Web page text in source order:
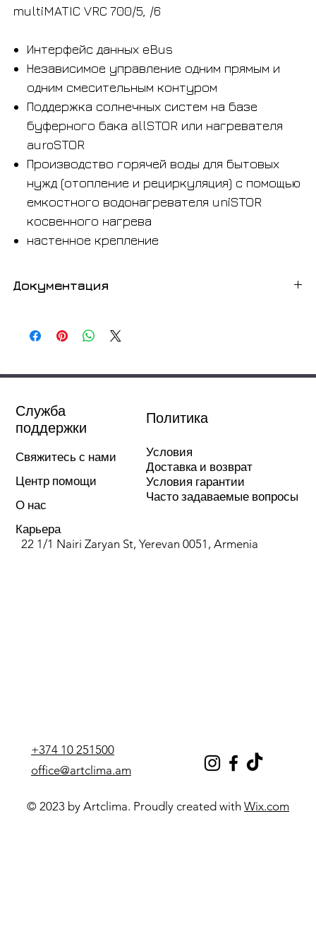
multiMATIC VRC 700/5, /6
Интерфейс данных eBus
Независимое управление одним прямым и
одним смесительным контуром
Поддержка солнечных систем на базе
буферного бака allSTOR или нагревателя
auroSTOR
Производство горячей воды для бытовых
нужд (отопление и рециркуляция) с помощью
емкостного водонагревателя uniSTOR
косвенного нагрева
настенное крепление
Документация
Служба
поддержки
Политика
Свяжитесь с нами
Центр помощи
О нас
Карьера
Условия
Доставка и возврат
Условия гарантии
Часто задаваемые вопросы
+374 10 251500
22 1/1 Nairi Zaryan St, Yerevan 0051, Armenia
office@artclima.am
© 2023 by Artclima. Proudly created with Wix.com